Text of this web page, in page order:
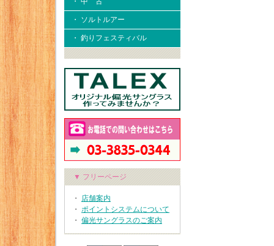
・ ソルトルアー
・ 釣りフェスティバル
▼ フリーページ
・ 店舗案内
・ ポイントシステムについて
・ 偏光サングラスのご案内